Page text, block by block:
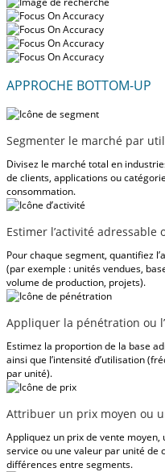
APPROCHE BOTTOM-UP
Segmenter le marché par
Divisez le marché total en
de clients, applications ou
consommation.
Estimer l’activité adressable
Pour chaque segment, quantifiez
(par exemple : unités vendues,
volume de production, projets).
Appliquer la pénétration ou
Estimez la proportion de la base
ainsi que l’intensité d’utilisation
par unité).
Attribuer un prix moyen ou
Appliquez un prix de vente moyen,
service ou une valeur par unité de
différences entre segments.